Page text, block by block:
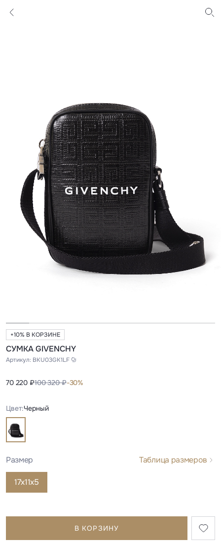
+10% В КОРЗИНЕ
СУМКА GIVENCHY
Артикул: BKU03GK1LF
70 220 ₽100 320 ₽-30%
Цвет:Черный
Размер Таблица размеров
17x11x5
В КОРЗИНУ